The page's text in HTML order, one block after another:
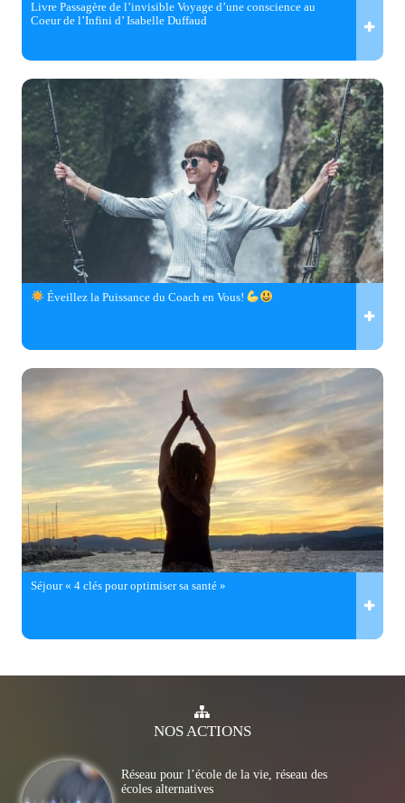
Livre Passagère de l’invisible Voyage d’une conscience au
Coeur de l’Infini d’ Isabelle Duffaud
Éveillez la Puissance du Coach en Vous!
Séjour « 4 clés pour optimiser sa santé »
NOSACTIONS
Réseau pour l’école de la vie, réseau des
écoles alternatives